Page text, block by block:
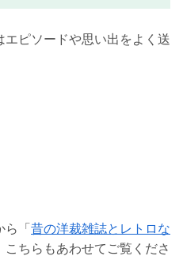
ピソードや思い出をよく送
「 昔の洋裁雑誌とレトロな
こちらもあわせてご覧くださ